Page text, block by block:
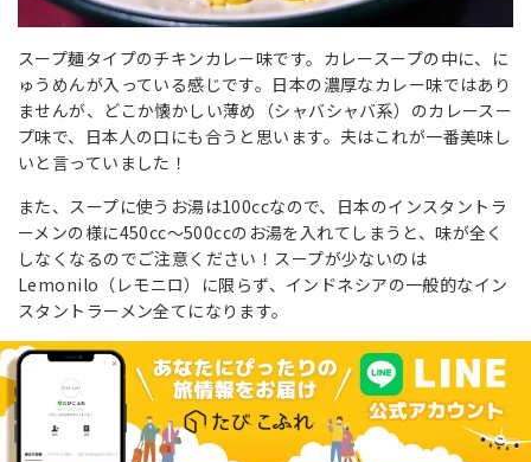
スープ麺タイプのチキンカレー味です。カレースープの中に、に
ゅうめんが入っている感じです。日本の濃厚なカレー味ではあり
ませんが、どこか懐かしい薄め（シャバシャバ系）のカレースー
プ味で、日本人の口にも合うと思います。夫はこれが一番美味し
いと言っていました！
また、スープに使うお湯は100ccなので、日本のインスタントラ
ーメンの様に450cc～500ccのお湯を入れてしまうと、味が全く
しなくなるのでご注意ください！スープが少ないのは
Lemonilo（レモニロ）に限らず、インドネシアの一般的なイン
スタントラーメン全てになります。